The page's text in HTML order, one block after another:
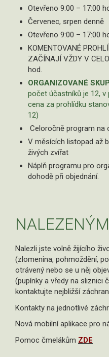
Otevřeno 9:00 – 17:00
Červenec, srpen denně
Otevřeno 9:00 – 17:00
KOMENTOVANÉ
ZAČÍNAJÍ VŽDY V
hod.
ORGANIZOVANÉ
počet účastníků je 12,
cena za prohlídku
12)
Celoročně program na
V měsících listopad až
živých zvířat
Náplň programu pro
dohodě při objednání.
Nalezli jste volně žijícího
(zlomenina, pohmoždění,
otrávený nebo se u něj
(pupínky a vředy na sliznici
kontaktujte nejbližší
Kontakty na jednotlivé
Nová mobilní aplikace pro
Pomoc čmelákům ZDE